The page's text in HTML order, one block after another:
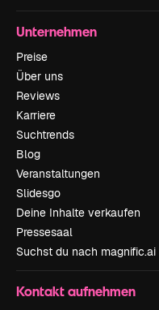
Unternehmen
Preise
Über uns
Reviews
Karriere
Suchtrends
Blog
Veranstaltungen
Slidesgo
Deine Inhalte verkaufen
Pressesaal
Suchst du nach magnific.ai
Kontakt aufnehmen